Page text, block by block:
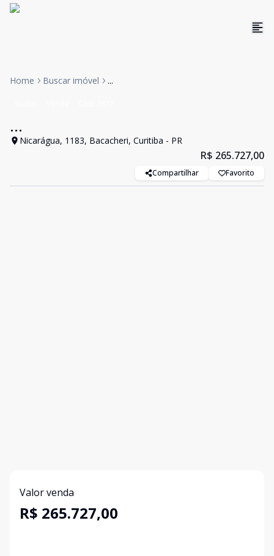
Home Buscar imóvel ...
...
Nicarágua, 1183, Bacacheri, Curitiba - PR
R$ 265.727,00
Compartilhar Favorito
Valor venda
R$ 265.727,00